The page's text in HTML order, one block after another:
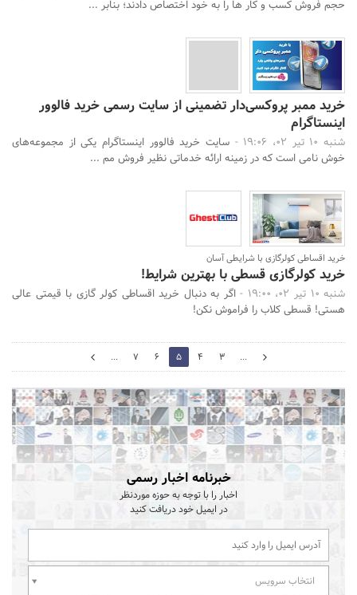
حجم فروش کسب و کار ها را به خود اختصاص دادند؛ بنابر ...
خرید ممبر پروکسی‌دار تضمینی از سایت رسمی خرید فالوور
اینستاگرام
شنبه 10 تیر 02، 19:06 -
سایت خرید فالوور اینستاگرام یکی از مجموعه‌های
خوش نامی است که در زمینه ارائه خدماتی نظیر فروش مم ...
خرید اقساطی کولرگازی با شرایطی آسان
خرید کولرگازی قسطی با بهترین شرایط!
شنبه 10 تیر 02، 19:00 -
اگر به دنبال خرید اقساطی کولر گازی با قیمتی عالی
هستی! قسطی کلاب را فراموش نکن!
4
...
3
4
5
6
7
...
6
خبرنامه اخبار رسمی
اخبار را با توجه به حوزه موردنظر
در ایمیل خود دریافت کنید
انتخاب سرویس